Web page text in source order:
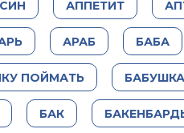
АППЕТИТ
АРАБ БАБА
ПОЙМАТЬ БАБУШКА
БАК